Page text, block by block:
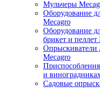
Мульчеры
Оборудование
Mecagro
Оборудование
брикет и пеллет
Опрыскиватели
Mecagro
и
Садовые